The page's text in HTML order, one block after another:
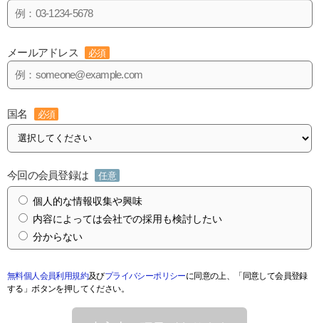
メールアドレス 必須
国名 必須
今回の会員登録は 任意
個人的な情報収集や興味
内容によっては会社での採用も検討したい
分からない
無料個人会員利用規約及びプライバシーポリシーに同意の上、「同意して会員登録
する」ボタンを押してください。